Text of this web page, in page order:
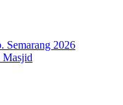
Semarang 2026